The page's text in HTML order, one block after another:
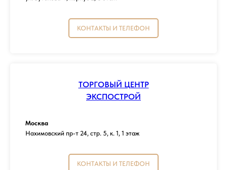
КОНТАКТЫ И ТЕЛЕФОН
ТОРГОВЫЙ ЦЕНТР
ЭКСПОСТРОЙ
Москва
Нахимовский пр-т 24, стр. 5, к. 1, 1 этаж
КОНТАКТЫ И ТЕЛЕФОН